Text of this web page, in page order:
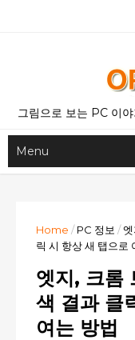
그림으로 보는 PC 이야
Home / PC 정보 /
릭 시 항상 새 탭으로
엣지, 크롬
색 결과 클
여는 방법